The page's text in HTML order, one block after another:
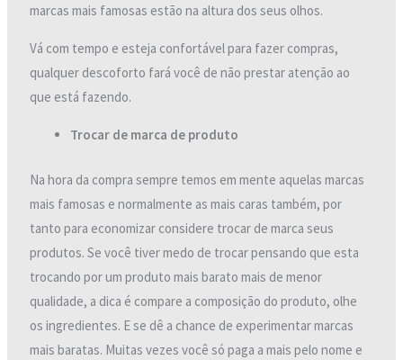
marcas mais famosas estão na altura dos seus olhos.
Vá com tempo e esteja confortável para fazer compras,
qualquer descoforto fará você de não prestar atenção ao
que está fazendo.
Trocar de marca de produto
Na hora da compra sempre temos em mente aquelas marcas
mais famosas e normalmente as mais caras também, por
tanto para economizar considere trocar de marca seus
produtos. Se você tiver medo de trocar pensando que esta
trocando por um produto mais barato mais de menor
qualidade, a dica é compare a composição do produto, olhe
os ingredientes. E se dê a chance de experimentar marcas
mais baratas. Muitas vezes você só paga a mais pelo nome e